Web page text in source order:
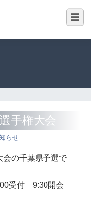
手権大会
らせ
会の千葉県予選で
受付 9:30開会